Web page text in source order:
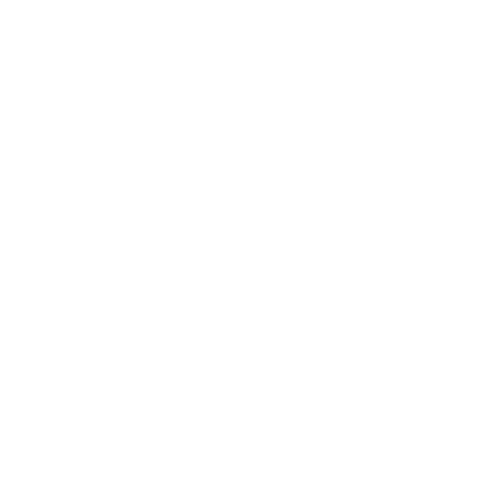
news,financial news,loan,bank news, madhesh khabar
news,financial news,loan,bank news, madhesh khabar